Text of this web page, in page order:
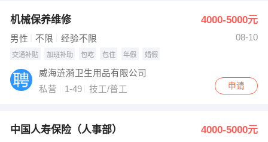
机械保养维修 4000-5000元
男性 不限 经验不限 08-10
交通补贴 加班补助 包吃 包住 年假 婚假
威海涟漪卫生用品有限公司
私营
1-49 技工/普工 申请
中国人寿保险（人事部） 4000-5000元